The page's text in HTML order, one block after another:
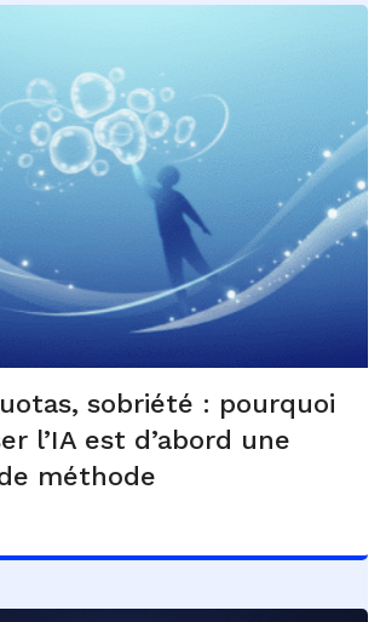
sobriété : pourquoi
l’IA est d’abord une
méthode